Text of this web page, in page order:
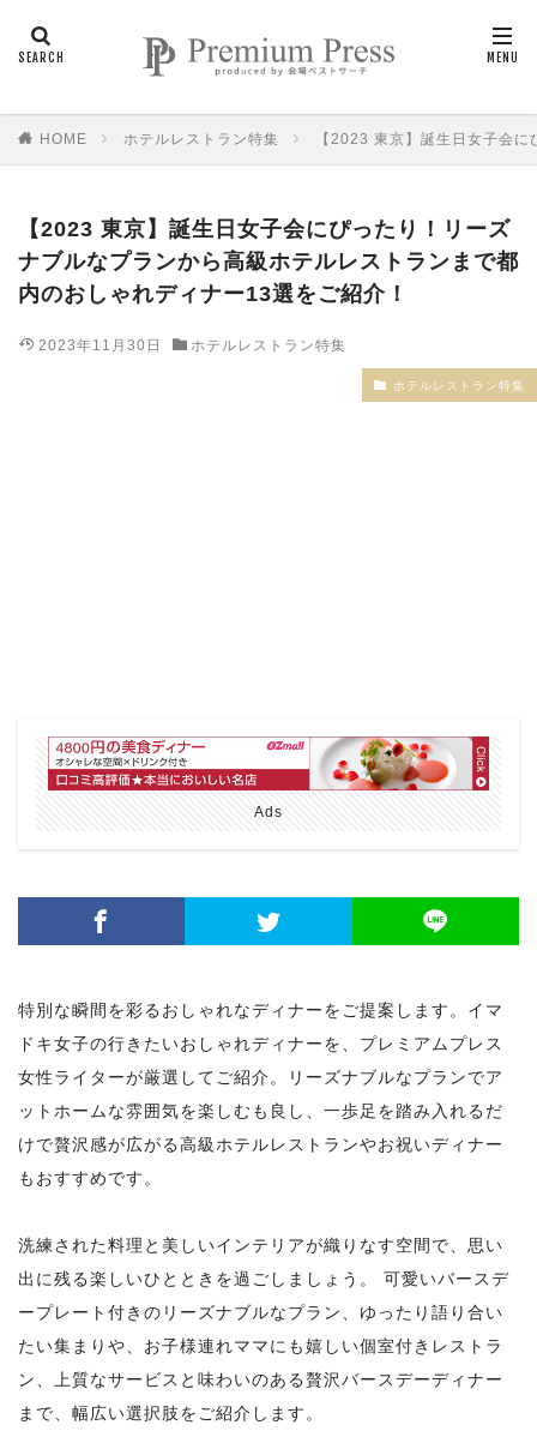
HOME ホテルレストラン特集 【2023 東京】誕生日女子会
【2023 東京】誕生日女子会にぴったり！リーズ
ナブルなプランから高級ホテルレストランまで都
内のおしゃれディナー13選をご紹介！
2023年11月30日 ホテルレストラン特集
ホテルレストラン特集
Ads
特別な瞬間を彩るおしゃれなディナーをご提案します。イマ
ドキ女子の行きたいおしゃれディナーを、プレミアムプレス
女性ライターが厳選してご紹介。リーズナブルなプランでア
ットホームな雰囲気を楽しむも良し、一歩足を踏み入れるだ
けで贅沢感が広がる高級ホテルレストランやお祝いディナー
もおすすめです。
洗練された料理と美しいインテリアが織りなす空間で、思い
出に残る楽しいひとときを過ごしましょう。 可愛いバースデ
ープレート付きのリーズナブルなプラン、ゆったり語り合い
たい集まりや、お子様連れママにも嬉しい個室付きレストラ
ン、上質なサービスと味わいのある贅沢バースデーディナー
まで、幅広い選択肢をご紹介します。